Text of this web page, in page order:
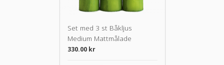
Set med 3 st Båkljus
Medium Mattmålade
330.00 kr